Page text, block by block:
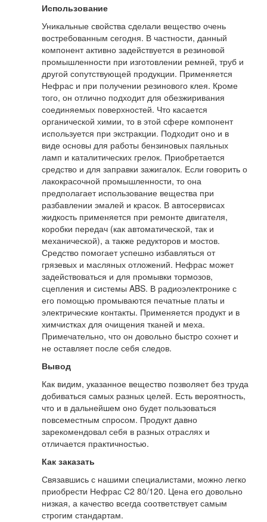
Использование
Уникальные свойства сделали вещество очень
востребованным сегодня. В частности, данный
компонент активно задействуется в резиновой
промышленности при изготовлении ремней, труб и
другой сопутствующей продукции. Применяется
Нефрас и при получении резинового клея. Кроме
того, он отлично подходит для обезжиривания
соединяемых поверхностей. Что касается
органической химии, то в этой сфере компонент
используется при экстракции. Подходит оно и в
виде основы для работы бензиновых паяльных
ламп и каталитических грелок. Приобретается
средство и для заправки зажигалок. Если говорить о
лакокрасочной промышленности, то она
предполагает использование вещества при
разбавлении эмалей и красок. В автосервисах
жидкость применяется при ремонте двигателя,
коробки передач (как автоматической, так и
механической), а также редукторов и мостов.
Средство помогает успешно избавляться от
грязевых и масляных отложений. Нефрас может
задействоваться и для промывки тормозов,
сцепления и системы ABS. В радиоэлектронике с
его помощью промываются печатные платы и
электрические контакты. Применяется продукт и в
химчистках для очищения тканей и меха.
Примечательно, что он довольно быстро сохнет и
не оставляет после себя следов.
Вывод
Как видим, указанное вещество позволяет без труда
добиваться самых разных целей. Есть вероятность,
что и в дальнейшем оно будет пользоваться
повсеместным спросом. Продукт давно
зарекомендовал себя в разных отраслях и
отличается практичностью.
Как заказать
Связавшись с нашими специалистами, можно легко
приобрести Нефрас С2 80/120. Цена его довольно
низкая, а качество всегда соответствует самым
строгим стандартам.